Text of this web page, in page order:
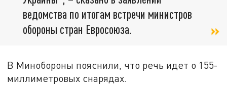
ведомства по итогам встречи министров
обороны стран Евросоюза.
В Минобороны пояснили, что речь идет о 155-
миллиметровых снарядах.